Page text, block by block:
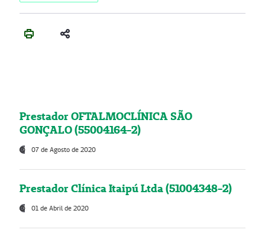
Prestador OFTALMOCLÍNICA SÃO
GONÇALO (55004164-2)
07 de Agosto de 2020
Prestador Clínica Itaipú Ltda (51004348-2)
01 de Abril de 2020